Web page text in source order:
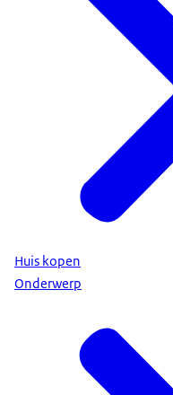
Huis kopen
Onderwerp